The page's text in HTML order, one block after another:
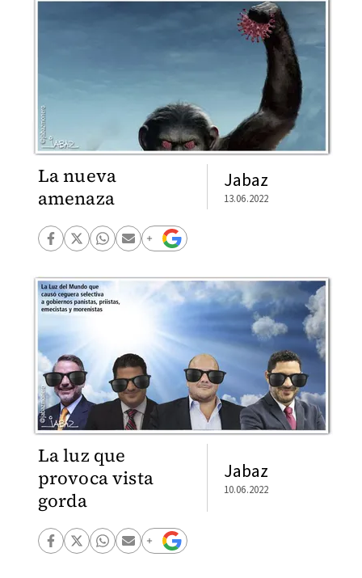
La nueva
amenaza
Jabaz
13.06.2022
La luz que
provoca vista
gorda
Jabaz
10.06.2022